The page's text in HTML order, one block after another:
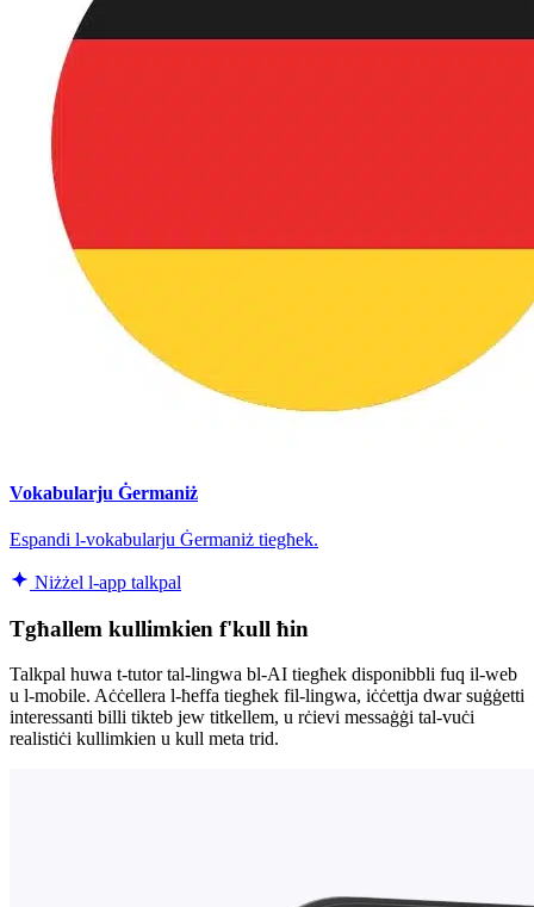
Vokabularju Ġermaniż
Espandi l-vokabularju Ġermaniż tiegħek.
Niżżel l-app talkpal
Tgħallem kullimkien f'kull ħin
Talkpal huwa t-tutor tal-lingwa bl-AI tiegħek disponibbli fuq il-web
u l-mobile. Aċċellera l-ħeffa tiegħek fil-lingwa, iċċettja dwar suġġetti
interessanti billi tikteb jew titkellem, u rċievi messaġġi tal-vuċi
realistiċi kullimkien u kull meta trid.